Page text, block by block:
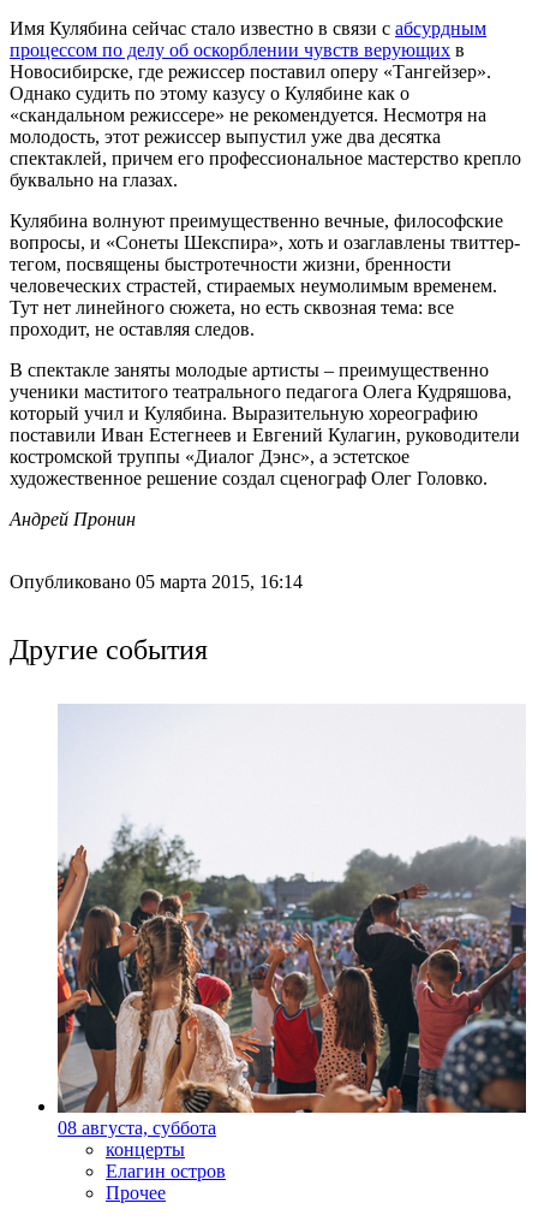
Имя Кулябина сейчас стало известно в связи с абсурдным
процессом по делу об оскорблении чувств верующих в
Новосибирске, где режиссер поставил оперу «Тангейзер».
Однако судить по этому казусу о Кулябине как о
«скандальном режиссере» не рекомендуется. Несмотря на
молодость, этот режиссер выпустил уже два десятка
спектаклей, причем его профессиональное мастерство крепло
буквально на глазах.
Кулябина волнуют преимущественно вечные, философские
вопросы, и «Сонеты Шекспира», хоть и озаглавлены твиттер-
тегом, посвящены быстротечности жизни, бренности
человеческих страстей, стираемых неумолимым временем.
Тут нет линейного сюжета, но есть сквозная тема: все
проходит, не оставляя следов.
В спектакле заняты молодые артисты – преимущественно
ученики маститого театрального педагога Олега Кудряшова,
который учил и Кулябина. Выразительную хореографию
поставили Иван Естегнеев и Евгений Кулагин, руководители
костромской труппы «Диалог Дэнс», а эстетское
художественное решение создал сценограф Олег Головко.
Андрей Пронин
Опубликовано 05 марта 2015, 16:14
Другие события
08 августа, суббота
концерты
Елагин остров
Прочее